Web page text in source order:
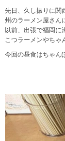
先日、久し振りに関
州のラーメン屋さん
以前、出張で福岡に
こつラーメンやちゃ
今回の昼食はちゃん